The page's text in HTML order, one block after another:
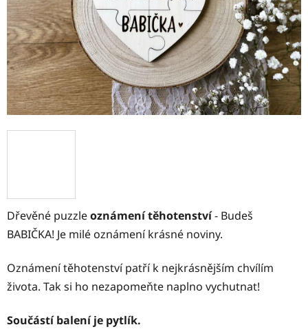
Dřevěné puzzleoznámení těhotenství- Budeš
BABIČKA! Je milé oznámení krásné noviny.
Oznámení těhotenství patří k nejkrásnějším chvílím
života. Tak si ho nezapomeňte naplno vychutnat!
Součástí balení je pytlík.